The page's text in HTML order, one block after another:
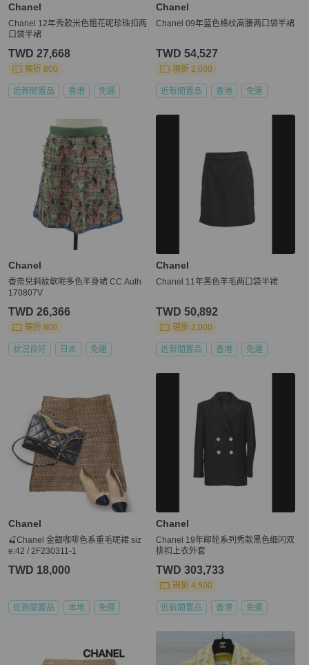
Chanel
Chanel 12年秀款米色粗花呢珍珠扣两
口袋半裙
TWD 27,668
現折 800
近新閒置品 香港 免運
Chanel
Chanel 09年蓝色格纹高腰两口袋半裙
TWD 54,527
現折 2,000
近新閒置品 香港 免運
Chanel
香奈兒斜紋軟呢多色半身裙 CC Auth
170807V
TWD 26,366
現折 800
狀況良好 日本 免運
Chanel
Chanel 11年黑色羊毛两口袋半裙
TWD 50,892
現折 2,000
近新閒置品 香港 免運
Chanel
🍒Chanel 金銀咖啡色系重毛呢裙 siz
e:42 / 2F230311-1
TWD 18,000
近新閒置品 本地 免運
Chanel
Chanel 19年邮轮系列秀款黑色细闪双
排扣上衣外套
TWD 303,733
現折 4,500
近新閒置品 香港 免運